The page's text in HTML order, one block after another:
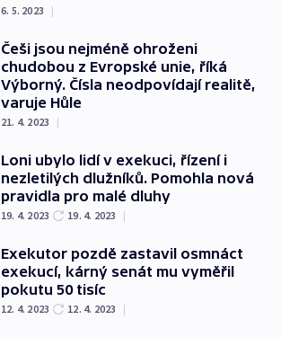
6. 5. 2023 |
Češi jsou nejméně ohroženi
chudobou z Evropské unie, říká
Výborný. Čísla neodpovídají realitě,
varuje Hůle
21. 4. 2023 |
Loni ubylo lidí v exekuci, řízení i
nezletilých dlužníků. Pomohla nová
pravidla pro malé dluhy
19. 4. 2023 19. 4. 2023 |
Exekutor pozdě zastavil osmnáct
exekucí, kárný senát mu vyměřil
pokutu 50 tisíc
12. 4. 2023 12. 4. 2023 |